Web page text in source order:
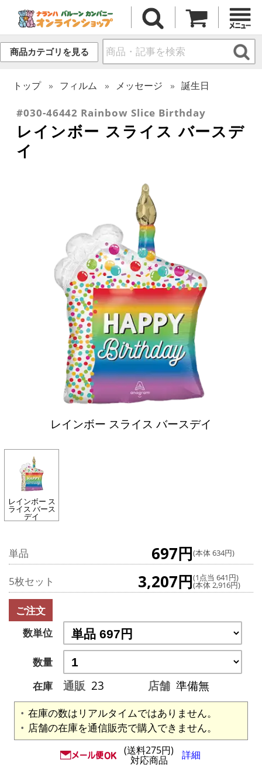
商品カテゴリを見る
トップ フィルム メッセージ 誕生日
#030-46442 Rainbow Slice Birthday
レインボー スライス バースデ
イ
レインボー スライス バースデイ
レインボー ス
ライス バース
デイ
単品 697円(本体 634円)
5枚セット 3,207円(1点当 641円)
(本体 2,916円)
ご注文
数単位
数量
在庫
通販 23 店舗 準備無
在庫の数はリアルタイムではありません。
店舗の在庫を通信販売で購入できません。
(送料275円)
対応商品 詳細